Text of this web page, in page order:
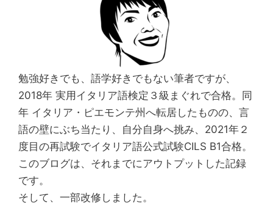
勉強好きでも、語学好きでもない筆者ですが、
2018年 実用イタリア語検定３級まぐれで合格。同
年 イタリア・ピエモンテ州へ転居したものの、言
語の壁にぶち当たり、自分自身へ挑み、2021年２
度目の再試験でイタリア語公式試験CILS B1合格。
このブログは、それまでにアウトプットした記録
です。
そして、一部改修しました。